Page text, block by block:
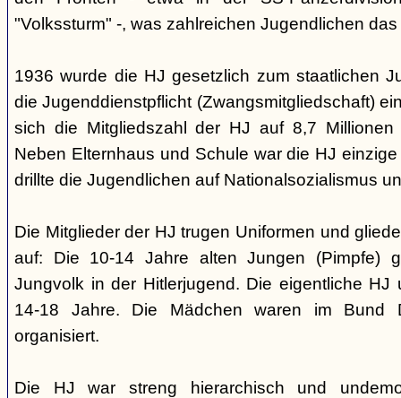
"Volkssturm" -, was zahlreichen Jugendlichen
1936 wurde die HJ gesetzlich zum staatlichen
die Jugenddienstpflicht (Zwangsmitgliedschaft)
sich die Mitgliedszahl der HJ auf 8,7 Millionen
Neben Elternhaus und Schule war die HJ
drillte die Jugendlichen auf Nationalsozialismus
Die Mitglieder der HJ trugen Uniformen und
auf: Die 10-14 Jahre alten Jungen (Pimpfe)
Jungvolk in der Hitlerjugend. Die eigentliche HJ
14-18 Jahre. Die Mädchen waren im Bund
organisiert.
Die HJ war streng hierarchisch und